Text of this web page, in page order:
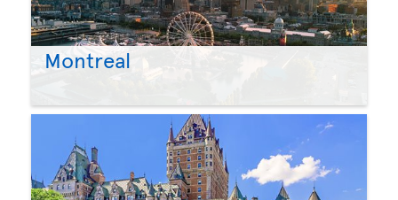
Montreal